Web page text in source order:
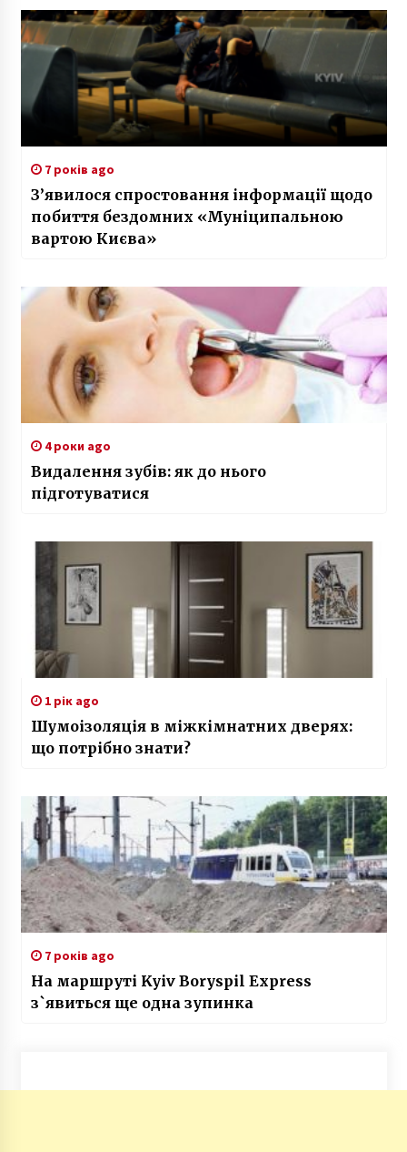
7 років ago
З’явилося спростовання інформації щодо
побиття бездомних «Муніципальною
вартою Києва»
4 роки ago
Видалення зубів: як до нього
підготуватися
1 рік ago
Шумоізоляція в міжкімнатних дверях:
що потрібно знати?
7 років ago
На маршруті Kyiv Boryspil Express
з`явиться ще одна зупинка